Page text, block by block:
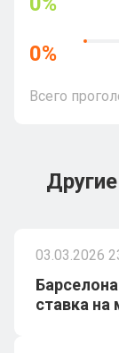
0%
Всего
03.03.2026
ставка на